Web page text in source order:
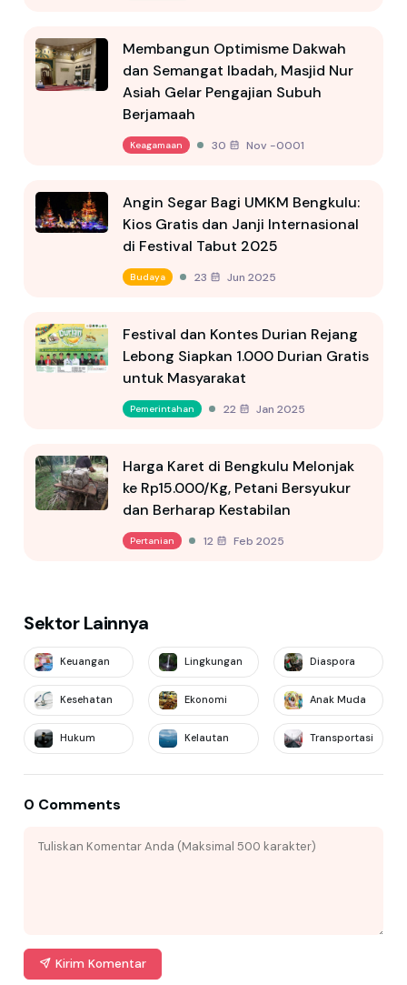
Membangun Optimisme Dakwah
dan Semangat Ibadah, Masjid Nur
Asiah Gelar Pengajian Subuh
Berjamaah
Keagamaan 30 Nov -0001
Angin Segar Bagi UMKM Bengkulu:
Kios Gratis dan Janji Internasional
di Festival Tabut 2025
Budaya 23 Jun 2025
Festival dan Kontes Durian Rejang
Lebong Siapkan 1.000 Durian Gratis
untuk Masyarakat
Pemerintahan 22 Jan 2025
Harga Karet di Bengkulu Melonjak
ke Rp15.000/Kg, Petani Bersyukur
dan Berharap Kestabilan
Pertanian 12 Feb 2025
Sektor Lainnya
Keuangan Lingkungan Diaspora
Kesehatan Ekonomi Anak Muda
Hukum Kelautan Transportasi
0 Comments
Kirim Komentar